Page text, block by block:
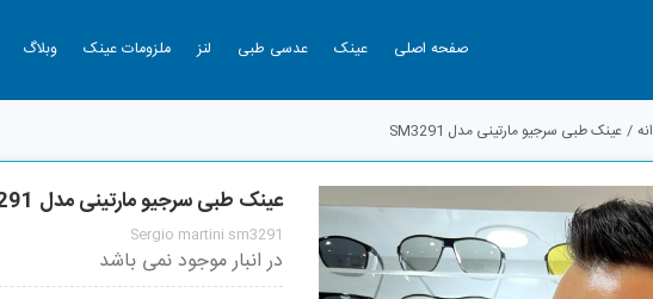
صفحه اصلی عینک عدسی طبی لنز ملزومات عینک وبلاگ
عینک طبی سرجیو مارتینی مدل SM3291
عینک طبی سرجیو مارتینی مدل SM3291
Sergio martini sm3291
در انبار موجود نمی باشد